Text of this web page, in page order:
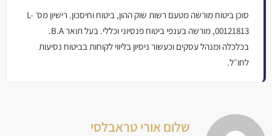
סוכן ביטוח מורשה מטעם רשות שוק ההון, ביטוח וחיסכון. רישיון מס׳ L-
00121813, מורשה בענפי ביטוח פנסיוני וכללי. בעל תואר B.A.
בכלכלה ומנהל עסקים וכעשור ניסיון בליווי לקוחות בביטוח נסיעות
לחו״ל.
שלום אורי טראבלסי